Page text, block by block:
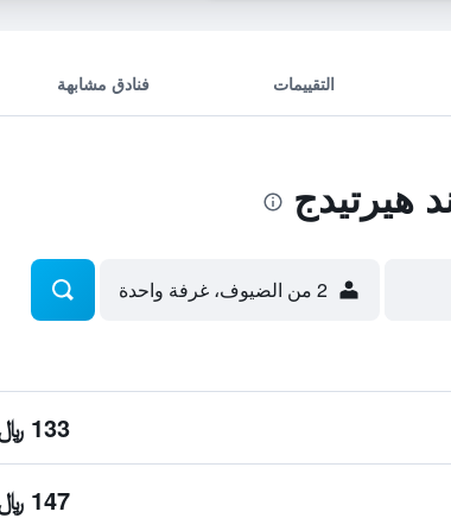
التقييمات فنادق مشابهة
هيرتيدج
2 من الضيوف، غرفة واحدة
133 ﷼
147 ﷼